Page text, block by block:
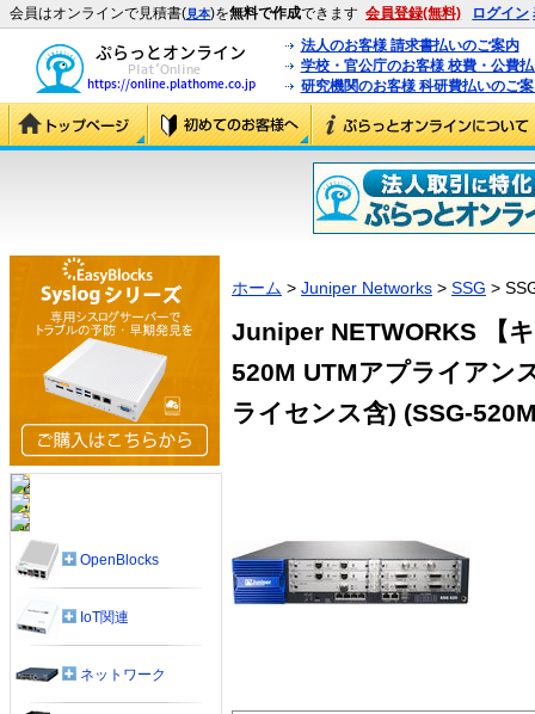
会員はオンラインで見積書(見本)を無料で作成できます 会員登録(無料) ログイン
法人のお客様 請求書払いのご案内
学校・官公庁のお客様 校費・公費
研究機関のお客様 科研費払いのご
ホーム > Juniper Networks > SSG >
Juniper NETWORKS 【
520M UTMアプライアン
ライセンス含) (SSG-
OpenBlocks
IoT関連
ネットワーク